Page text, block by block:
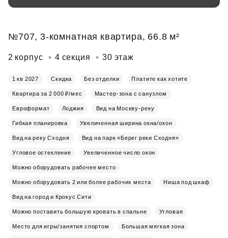
№707, 3-комнатная квартира, 66.8 м²
2 корпус 4 секция 30 этаж
1 кв 2027 Скидка Без отделки Платите как хотите
Квартира за 2 000 ₽/мес Мастер-зона с санузлом
Евроформат Лоджия Вид на Москву-реку
Гибкая планировка Увеличенная ширина окна/окон
Вид на реку Сходня Вид на парк «Берег реки Сходня»
Угловое остекление Увеличенное число окон
Можно оборудовать рабочее место
Можно оборудовать 2 или более рабочих места Ниша под шкаф
Вид на город и Крокус Сити
Можно поставить большую кровать в спальне Угловая
Место для игры/занятия спортом Большая мягкая зона